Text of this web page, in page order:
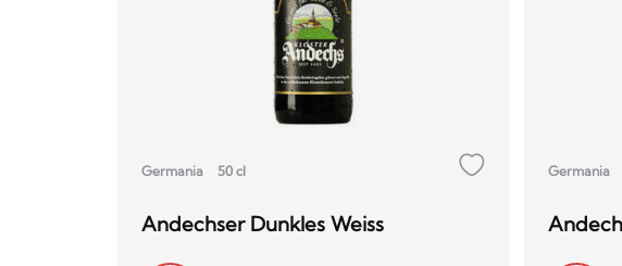
Germania 50 cl
Andechser Dunkles Weiss
Germania